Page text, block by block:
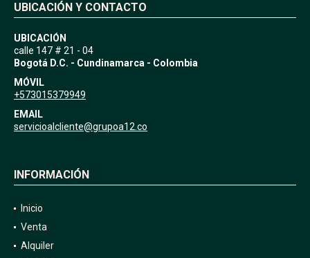
UBICACIÓN Y CONTACTO
UBICACIÓN
calle 147 # 21 - 04
Bogotá D.C. - Cundinamarca - Colombia
MÓVIL
+573015379949
EMAIL
servicioalcliente@grupoa12.co
INFORMACIÓN
Inicio
Venta
Alquiler